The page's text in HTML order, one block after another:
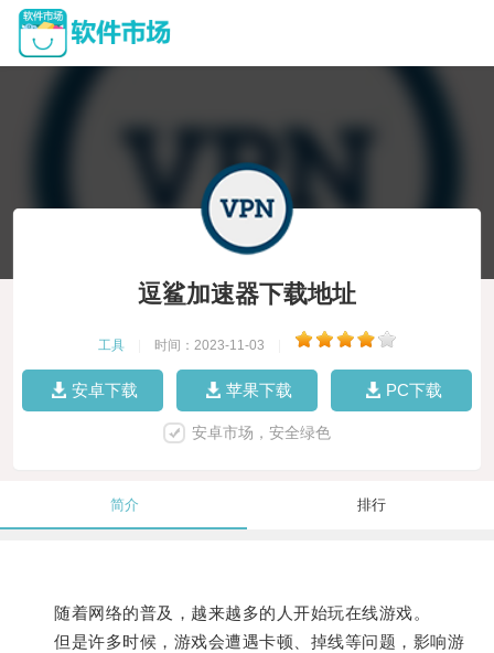
逗鲨加速器下载地址
工具 时间：2023-11-03
安卓下载 苹果下载 PC下载
安卓市场，安全绿色
简介 排行
随着网络的普及，越来越多的人开始玩在线游戏。
但是许多时候，游戏会遭遇卡顿、掉线等问题，影响游